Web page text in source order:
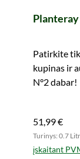
Planteray
Patirkite
kupinas ir
N°2 dabar!
51,99 €
Turinys: 0.7
įskaitant